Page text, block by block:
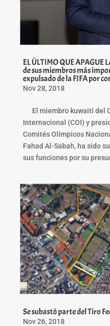
EL ÚLTIMO QUE APAGUE
de sus miembros más
expulsado de la FIFA por
Nov 28, 2018
El miembro kuwaití del
Internacional (COI) y
Comités Olímpicos
Fahad Al-Sabah, ha sido
sus funciones por su
Se subastó parte del Tiro
Nov 26, 2018